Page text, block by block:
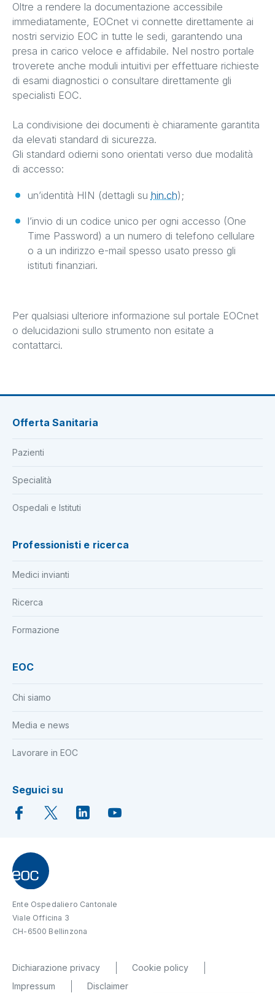
Oltre a rendere la documentazione accessibile
immediatamente, EOCnet vi connette direttamente ai
nostri servizio EOC in tutte le sedi, garantendo una
presa in carico veloce e affidabile. Nel nostro portale
troverete anche moduli intuitivi per effettuare richieste
di esami diagnostici o consultare direttamente gli
specialisti EOC.
La condivisione dei documenti è chiaramente garantita
da elevati standard di sicurezza.
Gli standard odierni sono orientati verso due modalità
di accesso:
un’identità HIN (dettagli su hin.ch);
l’invio di un codice unico per ogni accesso (One
Time Password) a un numero di telefono cellulare
o a un indirizzo e-mail spesso usato presso gli
istituti finanziari.
Per qualsiasi ulteriore informazione sul portale EOCnet
o delucidazioni sullo strumento non esitate a
contattarci.
Offerta Sanitaria
Pazienti
Specialità
Ospedali e Istituti
Professionisti e ricerca
Medici invianti
Ricerca
Formazione
EOC
Chi siamo
Media e news
Lavorare in EOC
Seguici su
Ente Ospedaliero Cantonale
Viale Officina 3
CH-6500 Bellinzona
Dichiarazione privacy
Cookie policy
Impressum
Disclaimer